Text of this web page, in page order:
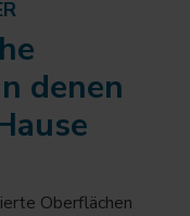
denen
Oberflächen